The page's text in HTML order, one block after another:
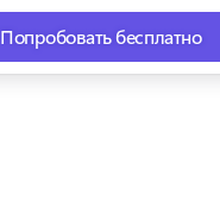
Попробовать бесплатно